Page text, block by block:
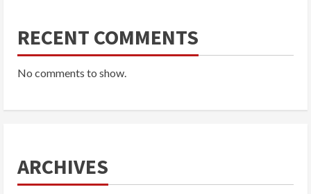
RECENT COMMENTS
No comments to show.
ARCHIVES